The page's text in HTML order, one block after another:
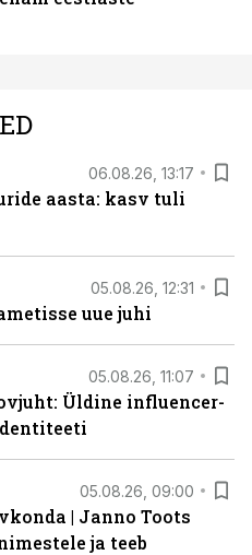
06.08.26, 13:17
aasta: kasv tuli
05.08.26, 12:31
uue juhi
05.08.26, 11:07
Üldine influencer-
05.08.26, 09:00
| Janno Toots
ja teeb